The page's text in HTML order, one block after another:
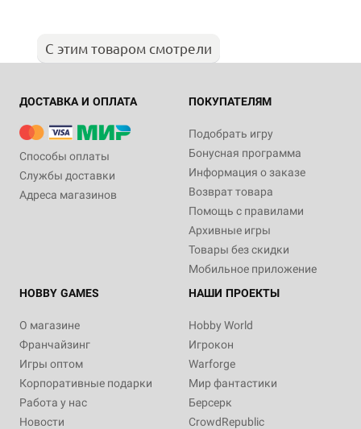
С этим товаром смотрели
ДОСТАВКА И ОПЛАТА
Способы оплаты
Службы доставки
Адреса магазинов
ПОКУПАТЕЛЯМ
Подобрать игру
Бонусная программа
Информация о заказе
Возврат товара
Помощь с правилами
Архивные игры
Товары без скидки
Мобильное приложение
HOBBY GAMES
О магазине
Франчайзинг
Игры оптом
Корпоративные подарки
Работа у нас
Новости
НАШИ ПРОЕКТЫ
Hobby World
Игрокон
Warforge
Мир фантастики
Берсерк
CrowdRepublic